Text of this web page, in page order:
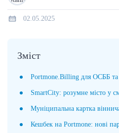
02.05.2025
Зміст
Portmone.Billing для ОСББ та
SmartCity: розумне місто у
Муніципальна картка
Кешбек на Portmone: нові